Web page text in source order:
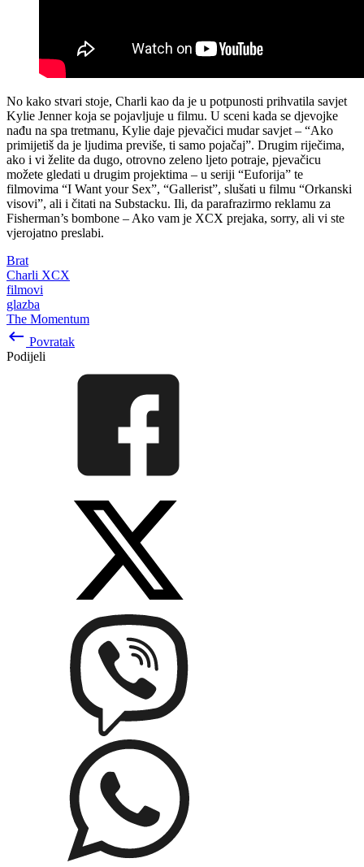
No kako stvari stoje, Charli kao da je u potpunosti prihvatila savjet
Kylie Jenner koja se pojavljuje u filmu. U sceni kada se djevojke
nađu na spa tretmanu, Kylie daje pjevačici mudar savjet – “Ako
primijetiš da je ljudima previše, ti samo pojačaj”. Drugim riječima,
ako i vi želite da dugo, otrovno zeleno ljeto potraje, pjevačicu
možete gledati u drugim projektima – u seriji “Euforija” te
filmovima “I Want your Sex”, “Gallerist”, slušati u filmu “Orkanski
visovi”, ali i čitati na Substacku. Ili, da parafrazirmo reklamu za
Fisherman’s bombone – Ako vam je XCX prejaka, sorry, ali vi ste
vjerojatno preslabi.
Brat
Charli XCX
filmovi
glazba
The Momentum
keyboard_backspace Povratak
Podijeli